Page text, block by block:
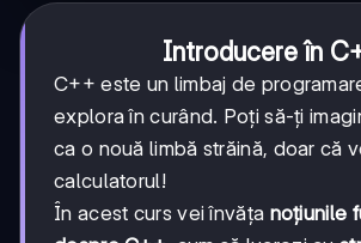
Introducere în
C++ este un limbaj de
explora în curând. Poți să-ți
ca o nouă limbă străină, doar că
calculatorul!
În acest curs vei învăța noțiunile